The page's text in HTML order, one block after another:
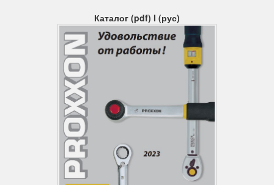
Каталог (pdf) I (рус)